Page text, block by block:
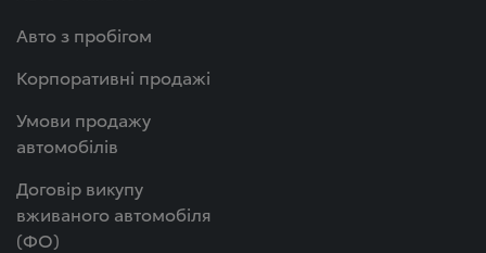
Авто з пробігом
Корпоративні продажі
Умови продажу
автомобілів
Договір викупу
вживаного автомобіля
(ФО)